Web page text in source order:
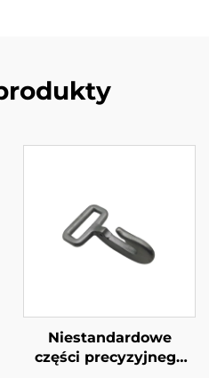
Niestandardowe
części precyzyjnego